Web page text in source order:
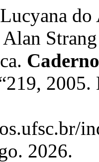
do
Alan
2026.